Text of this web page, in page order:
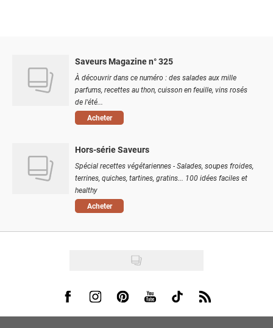
Saveurs Magazine n° 325
À découvrir dans ce numéro : des salades aux mille
parfums, recettes au thon, cuisson en feuille, vins rosés
de l'été...
Acheter
Hors-série Saveurs
Spécial recettes végétariennes - Salades, soupes froides,
terrines, quiches, tartines, gratins... 100 idées faciles et
healthy
Acheter
Visit us on Facebook
Visit us on Instagram
Visit us on Pinterest
Visit us on Youtube
Visit us on Tiktok
Visit us on Rss